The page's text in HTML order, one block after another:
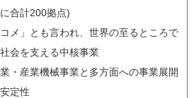
合計200拠点)
コメ」とも言われ、世界の至るところで
会を支える中核事業
業・産業機械事業と多方面への事業展開
定性